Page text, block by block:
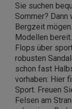
Sie suchen
Sommer? Dann
Bergzeit
Modellen
Flops über
robusten
schon fast
vorhaben: Hier
Sport. Freuen
Felsen am